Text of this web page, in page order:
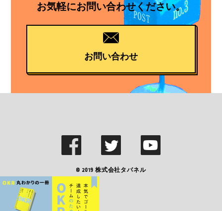
お気軽にお問い合わせください。
お問い合わせ
© 2019株式会社タバネル